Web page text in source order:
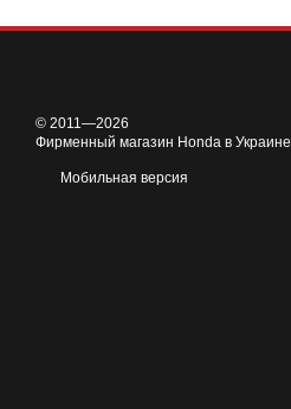
© 2011—2026
Фирменный магазин Honda в Украине
Мобильная версия